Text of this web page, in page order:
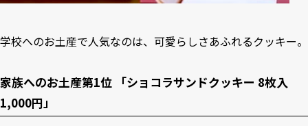
学校へのお土産で人気なのは、可愛らしさあふれるクッキー。
家族へのお土産第1位 「ショコラサンドクッキー 8枚入
1,000円」